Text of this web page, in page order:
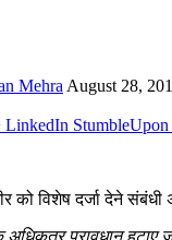
Mehra August 28,
LinkedIn StumbleUpon
को विशेष दर्जा देने
प्रावधान हटाए